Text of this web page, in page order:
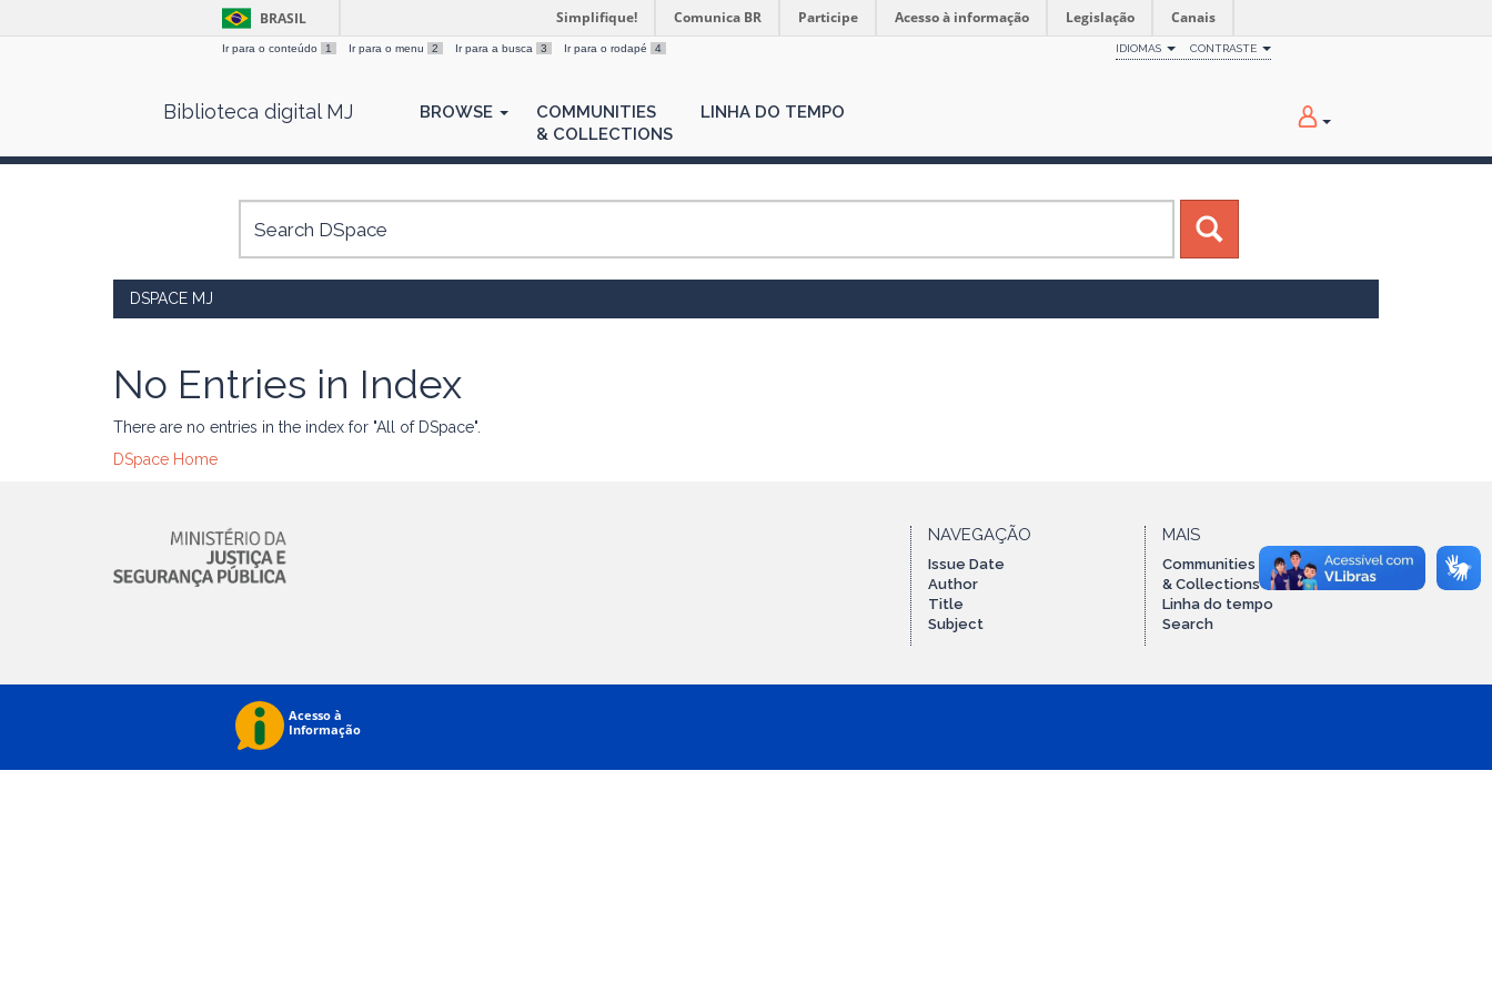
BRASIL Simplifique! Comunica BR Participe Acesso à informação Legislação Canais
Ir para o conteúdo 1 Ir para o menu 2 Ir para a busca 3 Ir para o rodapé 4 IDIOMAS CONTRASTE
Biblioteca digital MJ BROWSE
COMMUNITIES
& COLLECTIONS
LINHA DO TEMPO
DSPACE MJ
No Entries in Index
There are no entries in the index for "All of DSpace".
DSpace Home
NAVEGAÇÃO
Issue Date
Author
Title
Subject
MAIS
Communities
& Collections
Linha do tempo
Search